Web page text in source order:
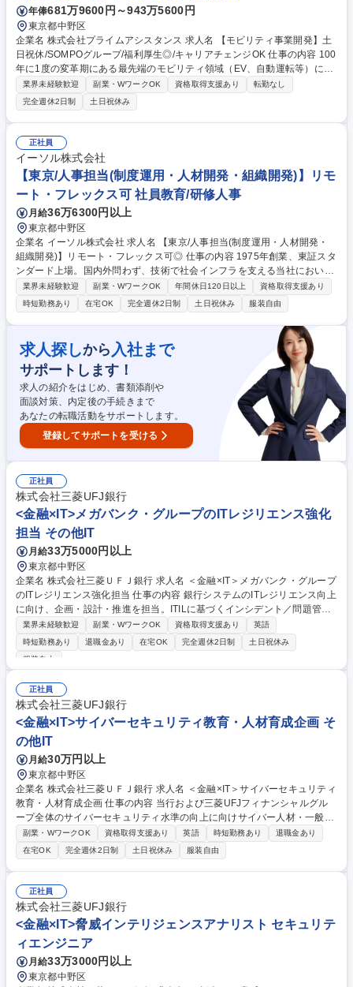
年俸681万9600円～943万5600円
東京都中野区
企業名 株式会社プライムアシスタンス 求人名 【モビリティ事業開発】土
日祝休/SOMPOグループ/福利厚生◎/キャリアチェンジOK 仕事の内容 100
年に1度の変革期にある最先端のモビリティ領域（EV、自動運転等）にお
いて、サービスの企画から立ち上げ、テクニカルサポートの運用スキーム
構築まで一気通貫で携わり、当社の事業成長を牽引いただきます。 【詳
細】■新規顧客へのアプローチ・提案：自動車メーカーやMaaS事業者等の
課題を抽出し、サポート体制や効率化の仕組みをコンサルティング型で提
案■業界動向の収集・分析と社内連携：最新トレンドや法規制を分析し経
営陣等へフィードバック■コールセンターのテクニカルサポート強化・運
営：オペレーターへの技術指導、マニュアル作成、高度な問い合わせへの
直接対応【従事すべき業務の変更範囲：当社の定める範囲】 募集職種
【モビリティ事業開発】土日祝休/SOMPOグループ/福利厚生◎/キャリア
チェンジOK
業界未経験歓迎 副業・WワークOK 資格取得支援あり
転勤なし
完全週休2日制
土日祝休み
正社員
イーソル株式会社
【東京/人事担当(制度運用・人材開発・組織開発)】リモ
ート・フレックス可 社員教育/研修人事
月給36万6300円以上
東京都中野区
企業名 イーソル株式会社 求人名 【東京/人事担当(制度運用・人材開発・
組織開発)】リモート・フレックス可◎ 仕事の内容 1975年創業、東証スタ
ンダード上場。国内外問わず、技術で社会インフラを支える当社において
【人事担当】をお任せします。業界問わず超大手メーカーとの取引が多
く、業界でも確固たる地位を築いております。 ご経験に応じて人材開発/
組織開発/制度運用の3領域のいずれかの業務をお任せ！経営・現場と連動
しながら「人と組織の変革」に携われるポジションです！ 【詳細】■人材
開発：研修企画・運用(新卒～管理職向け、社内外のリソースを使用)、キ
ャリア開発運用など■組織開発：サーベイやヒアリングに基づいた、組織
開発施策の企画・実行■制度運用：人材育成・評価制度に関連する制度運
用・改善、人事施策の設計・運用など 募集職種 【東京/人事担当(制度運
用・人材開発・組織開発)】リモート・フレックス可◎
業界未経験歓迎 副業・WワークOK 年間休日120日以上
資格取得支援あり
時短勤務あり
在宅OK 完全週休2日制 土日祝休み 服装自由
求人探しから 入社まで
サポートします！
求人の紹介をはじめ、書類添削や
面談対策、内定後の手続きまで
あなたの転職活動をサポートします。
登録してサポートを受ける
正社員
株式会社三菱UFJ銀行
<金融×IT>メガバンク・グループのITレジリエンス強化
担当 その他IT
月給33万5000円以上
東京都中野区
企業名 株式会社三菱ＵＦＪ銀行 求人名 ＜金融×IT＞メガバンク・グループ
のITレジリエンス強化担当 仕事の内容 銀行システムのITレジリエンス向上
に向け、企画・設計・推進を担当。ITILに基づくインシデント／問題管理
の高度化、障害の未然防止、障害発生時の復旧対応を一気通貫で担いま
す。 具体的には下記のような業務内容を想定しています。 ■ITILに基づい
たインシデント管理・問題管理の仕組みの整備、障害原因の分析や再発防
や訓練の企画、レジリエンス強化の中期計画策定 ■障害発生時の初動対応
リードおよび復旧判断の支援、関係部門・経営層への迅速な状況報告 募集
職種 ＜金融×IT＞メガバンク・グループのITレジリエンス強化担当
業界未経験歓迎 副業・WワークOK 資格取得支援あり
英語
時短勤務あり
退職金あり 在宅OK 完全週休2日制
土日祝休み
服装自由
正社員
株式会社三菱UFJ銀行
<金融×IT>サイバーセキュリティ教育・人材育成企画 そ
の他IT
月給30万円以上
東京都中野区
企業名 株式会社三菱ＵＦＪ銀行 求人名 ＜金融×IT＞サイバーセキュリティ
教育・人材育成企画 仕事の内容 当行および三菱UFJフィナンシャルグル
ープ全体のサイバーセキュリティ水準の向上に向けサイバー人材・一般従
業員・経営陣等それぞれについて人材像や育成体系を定義し、戦略立案か
ら実行推進までをお任せします。 具体的には以下のような業務を想定して
います。 ■MUFGグループ全体のサイバーセキュリティ人材育成体系の設
計・高度化 ■全社横断のセキュリティ啓発施策の企画・実行 ■経営層向け
のセキュリティ教育の実施 ■サイバーセキュリティに関する研修の運営統
括および一部講師対応 ■教育施策の効果測定および改善サイクルの確立 募
集職種 ＜金融×IT＞サイバーセキュリティ教育・人材育成企画
副業・WワークOK 資格取得支援あり 英語 時短勤務あり
退職金あり
在宅OK
完全週休2日制 土日祝休み 服装自由
正社員
株式会社三菱UFJ銀行
<金融×IT>脅威インテリジェンスアナリスト セキュリテ
ィエンジニア
月給33万3000円以上
東京都中野区